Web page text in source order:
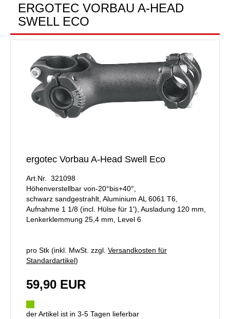
ERGOTEC VORBAU A-HEAD
SWELL ECO
ergotec Vorbau A-Head Swell Eco
Art.Nr. 321098
Höhenverstellbar von-20°bis+40°,
schwarz sandgestrahlt, Aluminium AL 6061 T6,
Aufnahme 1 1/8 (incl. Hülse für 1'), Ausladung 120 mm,
Lenkerklemmung 25,4 mm, Level 6
pro Stk (inkl. MwSt. zzgl. Versandkosten für
Standardartikel)
59,90 EUR
der Artikel ist in 3-5 Tagen lieferbar